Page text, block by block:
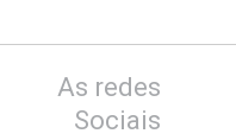
As redes
Sociais